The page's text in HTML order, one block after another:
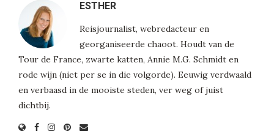
ESTHER
Reisjournalist, webredacteur en
georganiseerde chaoot. Houdt van de
Tour de France, zwarte katten, Annie M.G. Schmidt en
rode wijn (niet per se in die volgorde). Eeuwig verdwaald
en verbaasd in de mooiste steden, ver weg of juist
dichtbij.